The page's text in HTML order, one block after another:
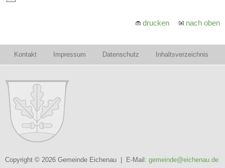
drucken nach oben
Kontakt Impressum Datenschutz Inhaltsverzeichnis
Copyright © 2026 Gemeinde Eichenau | E-Mail: gemeinde@eichenau.de